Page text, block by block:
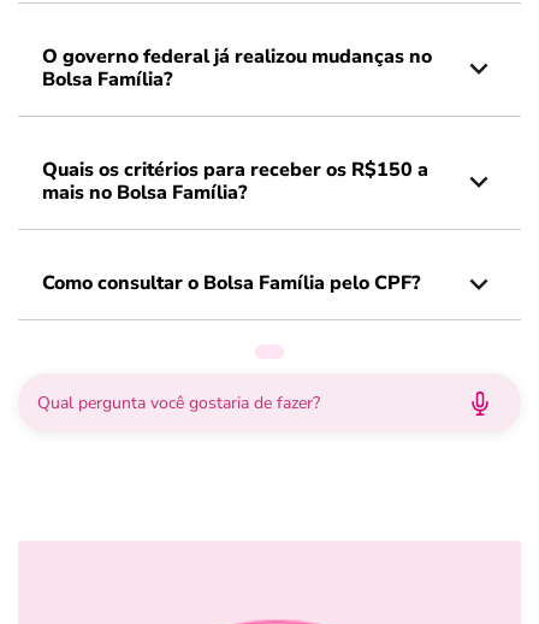
O governo federal já realizou mudanças no
Bolsa Família?
Quais os critérios para receber os R$150 a
mais no Bolsa Família?
Como consultar o Bolsa Família pelo CPF?